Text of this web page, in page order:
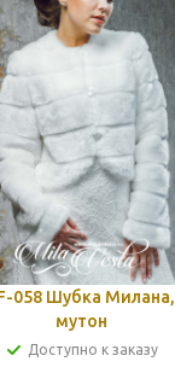
058 Шубка Милана,
мутон
Доступно к заказу